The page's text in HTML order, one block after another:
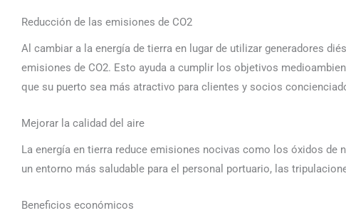
Reducción de las emisiones de CO2
Al cambiar a la energía de tierra en lugar de utilizar generadores
emisiones de CO2. Esto ayuda a cumplir los objetivos
que su puerto sea más atractivo para clientes y socios
Mejorar la calidad del aire
La energía en tierra reduce emisiones nocivas como los óxidos de
un entorno más saludable para el personal portuario, las
Beneficios económicos